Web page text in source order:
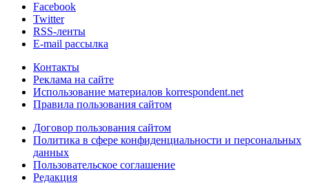
Facebook
Twitter
RSS-ленты
E-mail рассылка
Контакты
Реклама на сайте
Использование материалов korrespondent.net
Правила пользования сайтом
Договор пользования сайтом
Политика в сфере конфиденциальности и персональных
данных
Пользовательское соглашение
Редакция